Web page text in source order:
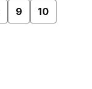
9 10